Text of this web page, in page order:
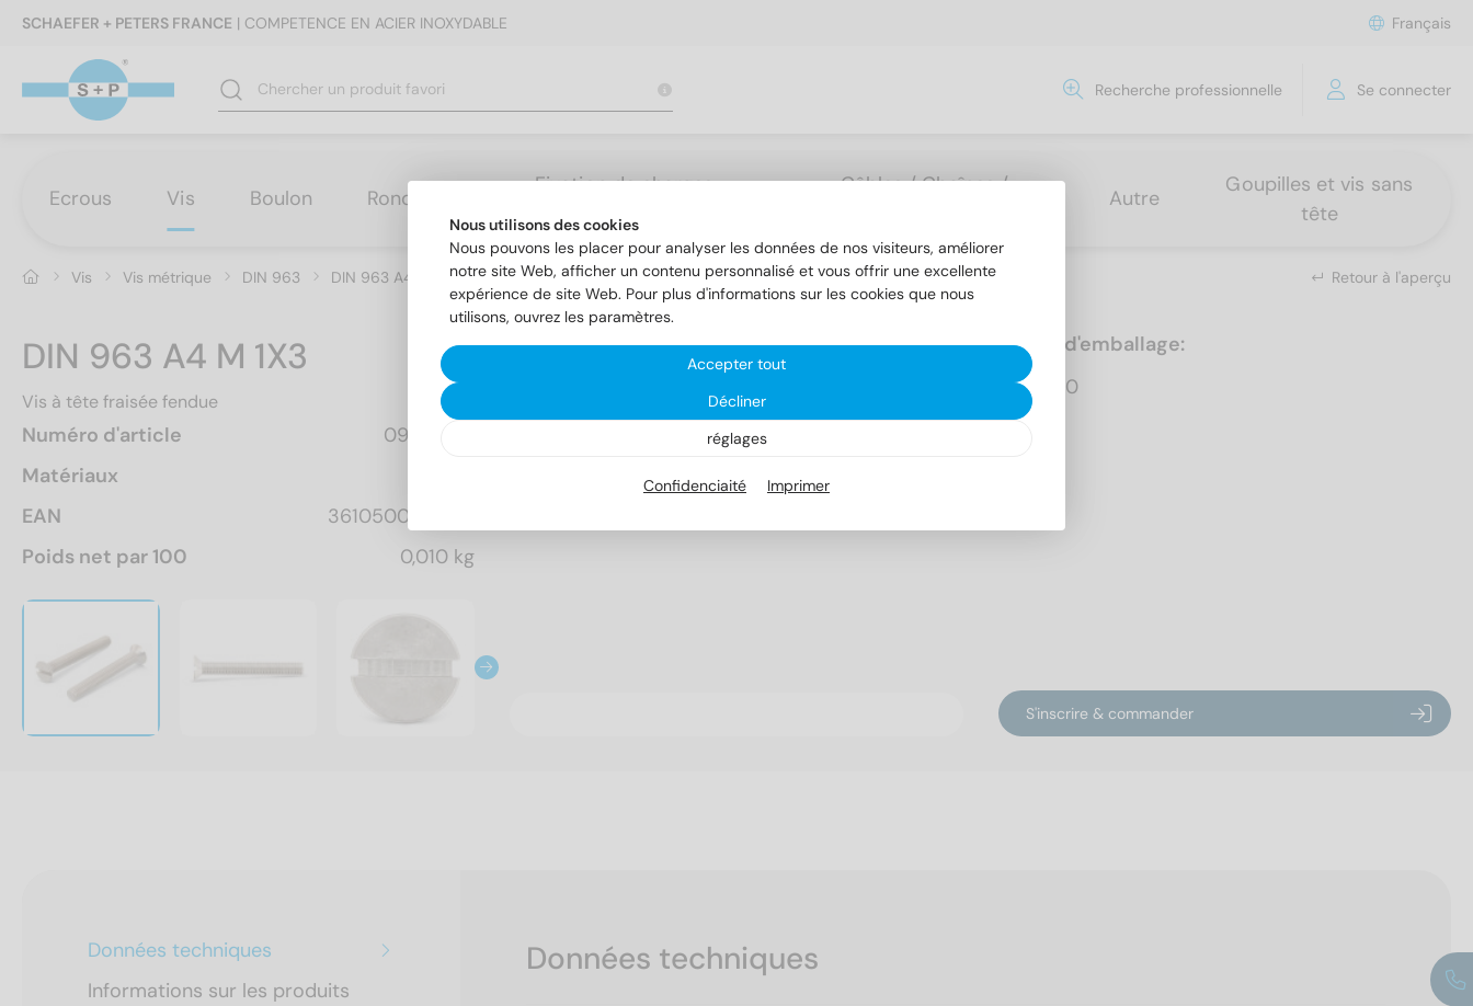
SCHAEFER + PETERS FRANCE | COMPETENCE EN ACIER INOXYDABLE Français
Recherche professionnelle Se connecter
Ecrous Vis Boulon Rondelles
Fixation de charges
lourdes
Câbles / Chaînes /
Autre
Goupilles et vis sans
tête
Vis Vis métrique DIN 963 DIN 963 A4 M 1X3 Retour à l'aperçu
DIN 963 A4 M 1X3
Vis à tête fraisée fendue
Numéro d'article
096341  3
Matériaux
EAN
3610500162763
Poids net par 100
0,010 kg
Unités d'emballage:
1.000
S'inscrire & commander
Données techniques
Informations sur les produits
Données techniques
Nous utilisons des cookies
Nous pouvons les placer pour analyser les données de nos visiteurs, améliorer
notre site Web, afficher un contenu personnalisé et vous offrir une excellente
expérience de site Web. Pour plus d'informations sur les cookies que nous
utilisons, ouvrez les paramètres.
Accepter tout
Décliner
réglages
Confidenciaité Imprimer